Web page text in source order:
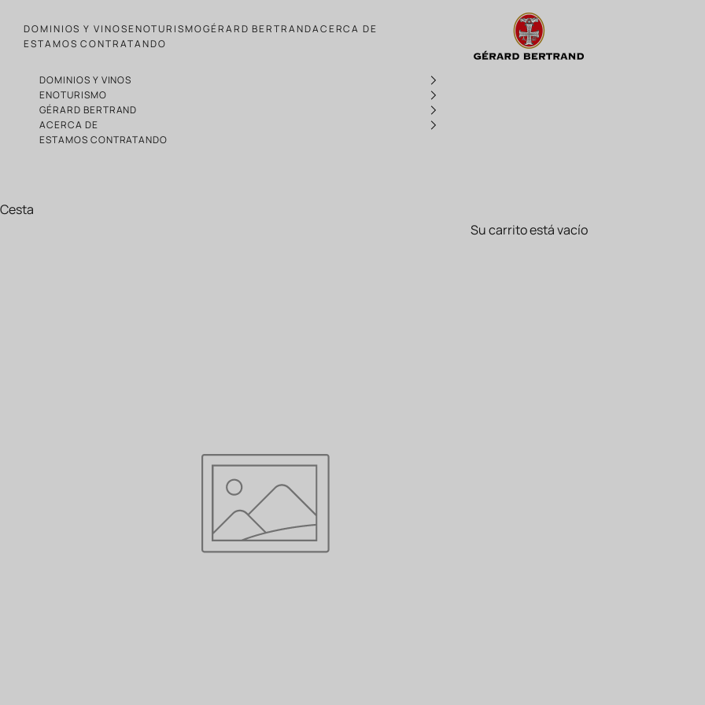
Productos
DOMINIOS Y VINOSENOTURISMOGÉRARD BERTRANDACERCA DE
ESTAMOS CONTRATANDO
DOMINIOS Y VINOS
ENOTURISMO
GÉRARD BERTRAND
ACERCA DE
ESTAMOS CONTRATANDO
Cesta
Su carrito está vacío